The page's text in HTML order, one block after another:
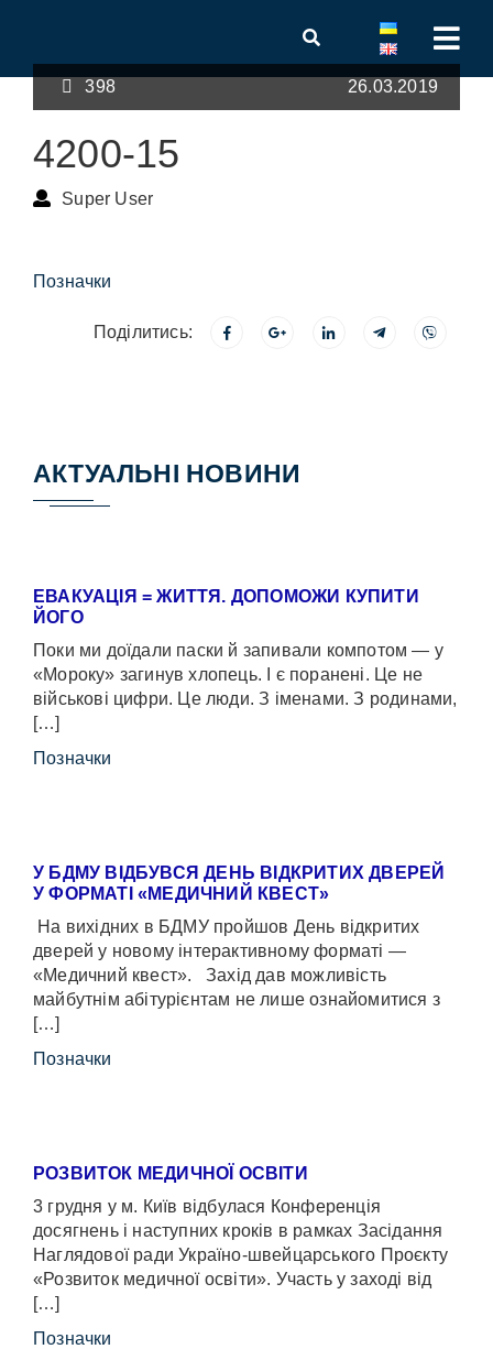
398 26.03.2019
4200-15
Super User
Позначки
Поділитись:
АКТУАЛЬНІ НОВИНИ
ЕВАКУАЦІЯ = ЖИТТЯ. ДОПОМОЖИ КУПИТИ
ЙОГО
Поки ми доїдали паски й запивали компотом — у
«Мороку» загинув хлопець. І є поранені. Це не
військові цифри. Це люди. З іменами. З родинами,
[…]
Позначки
У БДМУ ВІДБУВСЯ ДЕНЬ ВІДКРИТИХ ДВЕРЕЙ
У ФОРМАТІ «МЕДИЧНИЙ КВЕСТ»
На вихідних в БДМУ пройшов День відкритих
дверей у новому інтерактивному форматі —
«Медичний квест». Захід дав можливість
майбутнім абітурієнтам не лише ознайомитися з
[…]
Позначки
РОЗВИТОК МЕДИЧНОЇ ОСВІТИ
3 грудня у м. Київ відбулася Конференція
досягнень і наступних кроків в рамках Засідання
Наглядової ради Україно-швейцарського Проєкту
«Розвиток медичної освіти». Участь у заході від
[…]
Позначки